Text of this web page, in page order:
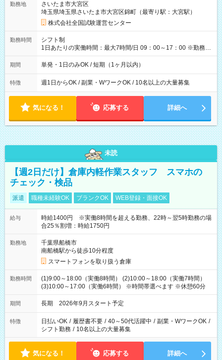
例】 ・河合塾模擬試験 8:30～17:30（休憩1時間） 時給1,300円
×8時間＝日収10,400円＋交通費 ※当日の役割により時給＋100
円の場合あり ・国家試験 7:00～13:30（休憩なし） 時給1,300
円（役割手当＋100円）×6時間＝日収8,400円＋交通費 【試用期
間】試用期間なし
勤務地
さいたま市大宮区
埼玉県埼玉県さいたま市大宮区錦町（最寄り駅：大宮駅）
株式会社全国試験運営センター
勤務時間
シフト制
1日あたりの実働時間：最大7時間/日 09：00～17：00 ※勤務時
間は 試験により異なります。
期間 単発・1日のみOK / 短期（1ヶ月以内）
特徴 週1日からOK / 副業・WワークOK / 10名以上の大量募集
気になる！ 応募する 詳細へ
未読
【週2日だけ】倉庫内軽作業スタッフ スマホの
チェック・検品
派遣 職種未経験OK ブランクOK WEB登録・面接OK
給与
時給1400円 ※実働8時間を超える勤務、22時～翌5時勤務の場
合25％割増：時給1750円
勤務地
千葉県船橋市
南船橋駅から徒歩10分程度
スマートフォンを取り扱う倉庫
勤務時間
(1)9:00～18:00（実働8時間） (2)10:00～18:00（実働7時間）
(3)10:00～17:00（実働6時間） ※時間帯選べます ※休憩60分
期間 長期 2026年9月スタート予定
特徴 日払いOK / 履歴書不要 / 40～50代活躍中 / 副業・WワークOK /
シフト勤務 / 10名以上の大量募集
気になる！ 応募する 詳細へ